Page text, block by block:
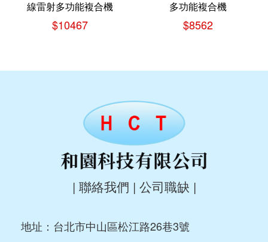
線雷射多功能複合機
$10467
多功能複合機
$8562
| 聯絡我們 | 公司職缺 |
地址：台北市中山區松江路26巷3號